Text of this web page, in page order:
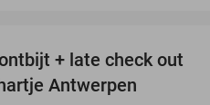
59%
+ late check out
Antwerpen